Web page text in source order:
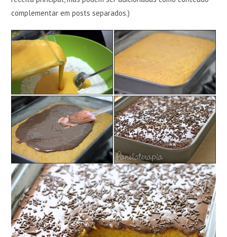
complementar em posts separados.)